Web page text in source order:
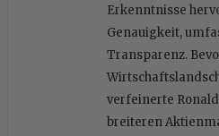
Erkenntnisse
Genauigkeit,
Transparenz.
verfeinerte
breiteren